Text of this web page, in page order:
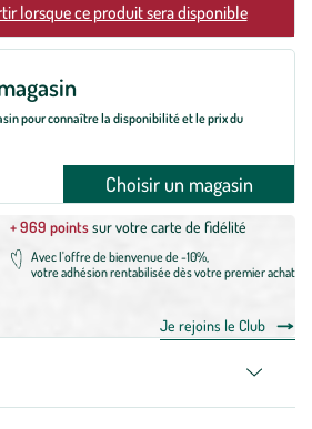
lorsque ce produit sera disponible
pour connaître la disponibilité et le prix du
Choisir un magasin
+ 969 pointssur votre carte de fidélité
Avec l'offre de bienvenue de -10%,
votre adhésion rentabilisée dès votre premier achat
Je rejoins le Club